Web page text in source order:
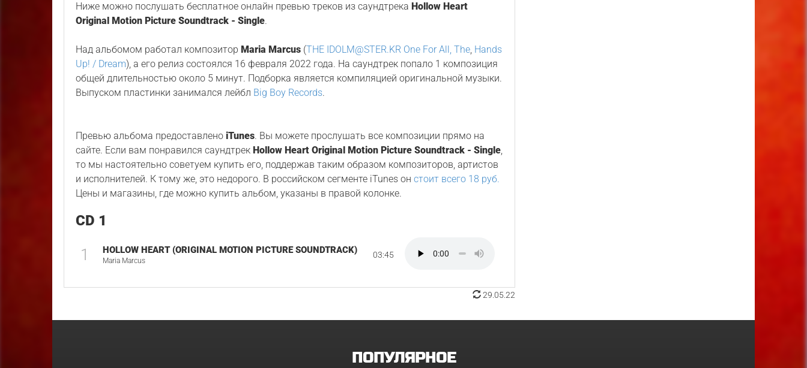
Ниже можно послушать бесплатное онлайн превью треков из саундтрека Hollow Heart
Original Motion Picture Soundtrack - Single.
Над альбомом работал композитор Maria Marcus (THE IDOLM@STER.KR One For All, The, Hands
Up! / Dream), а его релиз состоялся 16 февраля 2022 года. На саундтрек попало 1 композиция
общей длительностью около 5 минут. Подборка является компиляцией оригинальной музыки.
Выпуском пластинки занимался лейбл Big Boy Records.
Превью альбома предоставленоiTunes. Вы можете прослушать все композиции прямо на
сайте. Если вам понравился саундтрек Hollow Heart Original Motion Picture Soundtrack - Single,
то мы настоятельно советуем купить его, поддержав таким образом композиторов, артистов
и исполнителей. К тому же, это недорого. В российском сегменте iTunes онстоит всего 18 руб.
Цены и магазины, где можно купить альбом, указаны в правой колонке.
CD 1
1 HOLLOW HEART (ORIGINAL MOTION PICTURE SOUNDTRACK)
Maria Marcus
03:45
29.05.22
ПОПУЛЯРНОЕ